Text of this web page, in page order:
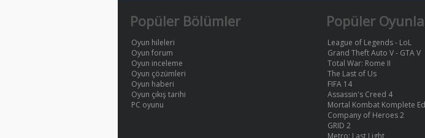
Popüler Bölümler
Oyun hileleri
Oyun forum
Oyun inceleme
Oyun çözümleri
Oyun haberi
Oyun çıkış tarihi
PC oyunu
Popüler
League of Legends - LoL
Grand Theft Auto V - GTA V
Total War: Rome II
The Last of Us
FIFA 14
Assassin's Creed 4
Mortal Kombat Komplete
Company of Heroes 2
GRID 2
Metro: Last Light